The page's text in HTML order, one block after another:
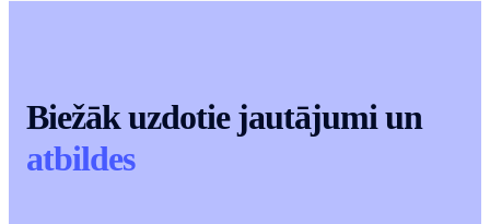
Biežāk uzdotie jautājumi un
atbildes